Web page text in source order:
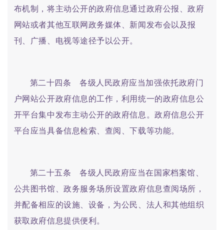
布机制，将主动公开的政府信息通过政府公报、政府
网站或者其他互联网政务媒体、新闻发布会以及报
刊、广播、电视等途径予以公开。
第二十四条 各级人民政府应当加强依托政府门
户网站公开政府信息的工作，利用统一的政府信息公
开平台集中发布主动公开的政府信息。政府信息公开
平台应当具备信息检索、查阅、下载等功能。
第二十五条 各级人民政府应当在国家档案馆、
公共图书馆、政务服务场所设置政府信息查阅场所，
并配备相应的设施、设备，为公民、法人和其他组织
获取政府信息提供便利。